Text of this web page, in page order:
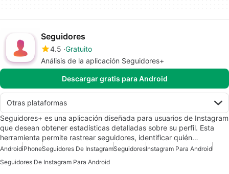
Seguidores
4.5 Gratuito
Análisis de la aplicación Seguidores+
Descargar gratis para Android
Otras plataformas
Seguidores+ es una aplicación diseñada para usuarios de Instagram
que desean obtener estadísticas detalladas sobre su perfil. Esta
herramienta permite rastrear seguidores, identificar quién…
AndroidiPhoneSeguidores De InstagramSeguidoresInstagram Para Android
Seguidores De Instagram Para Android